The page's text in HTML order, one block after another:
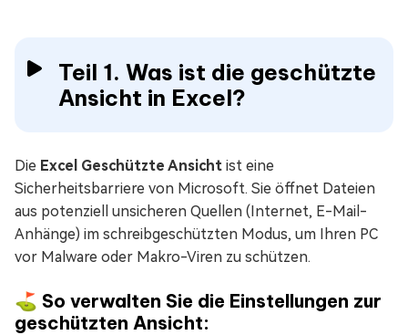
Teil 1. Was ist die geschützte
Ansicht in Excel?
Die Excel Geschützte Ansicht ist eine
Sicherheitsbarriere von Microsoft. Sie öffnet Dateien
aus potenziell unsicheren Quellen (Internet, E-Mail-
Anhänge) im schreibgeschützten Modus, um Ihren PC
vor Malware oder Makro-Viren zu schützen.
⛳ So verwalten Sie die Einstellungen zur
geschützten Ansicht: